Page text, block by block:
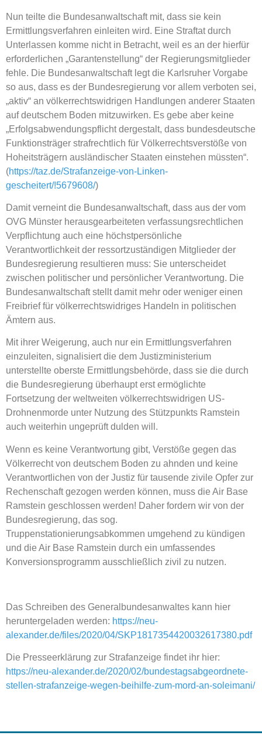
Nun teilte die Bundesanwaltschaft mit, dass sie kein
Ermittlungsverfahren einleiten wird. Eine Straftat durch
Unterlassen komme nicht in Betracht, weil es an der hierfür
erforderlichen „Garantenstellung“ der Regierungsmitglieder
fehle. Die Bundesanwaltschaft legt die Karlsruher Vorgabe
so aus, dass es der Bundesregierung vor allem verboten sei,
„aktiv“ an völkerrechtswidrigen Handlungen anderer Staaten
auf deutschem Boden mitzuwirken. Es gebe aber keine
„Erfolgsabwendungspflicht dergestalt, dass bundesdeutsche
Funktionsträger strafrechtlich für Völkerrechtsverstöße von
Hoheitsträgern ausländischer Staaten einstehen müssten“.
(https://taz.de/Strafanzeige-von-Linken-
gescheitert/!5679608/)
Damit verneint die Bundesanwaltschaft, dass aus der vom
OVG Münster herausgearbeiteten verfassungsrechtlichen
Verpflichtung auch eine höchstpersönliche
Verantwortlichkeit der ressortzuständigen Mitglieder der
Bundesregierung resultieren muss: Sie unterscheidet
zwischen politischer und persönlicher Verantwortung. Die
Bundesanwaltschaft stellt damit mehr oder weniger einen
Freibrief für völkerrechtswidriges Handeln in politischen
Ämtern aus.
Mit ihrer Weigerung, auch nur ein Ermittlungsverfahren
einzuleiten, signalisiert die dem Justizministerium
unterstellte oberste Ermittlungsbehörde, dass sie die durch
die Bundesregierung überhaupt erst ermöglichte
Fortsetzung der weltweiten völkerrechtswidrigen US-
Drohnenmorde unter Nutzung des Stützpunkts Ramstein
auch weiterhin ungeprüft dulden will.
Wenn es keine Verantwortung gibt, Verstöße gegen das
Völkerrecht von deutschem Boden zu ahnden und keine
Verantwortlichen von der Justiz für tausende zivile Opfer zur
Rechenschaft gezogen werden können, muss die Air Base
Ramstein geschlossen werden! Daher fordern wir von der
Bundesregierung, das sog.
Truppenstationierungsabkommen umgehend zu kündigen
und die Air Base Ramstein durch ein umfassendes
Konversionsprogramm ausschließlich zivil zu nutzen.
Das Schreiben des Generalbundesanwaltes kann hier
heruntergeladen werden: https://neu-
alexander.de/files/2020/04/SKP1817354420032617380.pdf
Die Presseerklärung zur Strafanzeige findet ihr hier:
https://neu-alexander.de/2020/02/bundestagsabgeordnete-
stellen-strafanzeige-wegen-beihilfe-zum-mord-an-soleimani/